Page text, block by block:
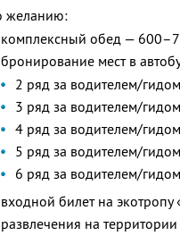
желанию:
комплексный обед —
бронирование мест в
2 ряд за водителем/
3 ряд за водителем/
4 ряд за водителем/
5 ряд за водителем/
6 ряд за водителем/
входной билет на
развлечения на